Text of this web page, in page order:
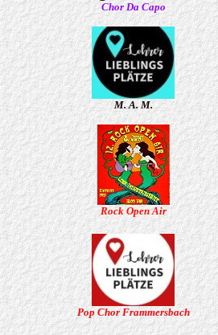
Chor Da Capo
M. A. M.
Rock Open Air
Pop Chor Frammersbach